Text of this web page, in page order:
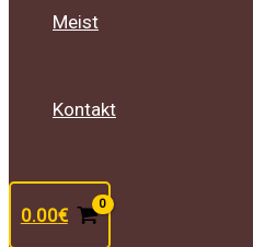
Meist
Kontakt
0.00€